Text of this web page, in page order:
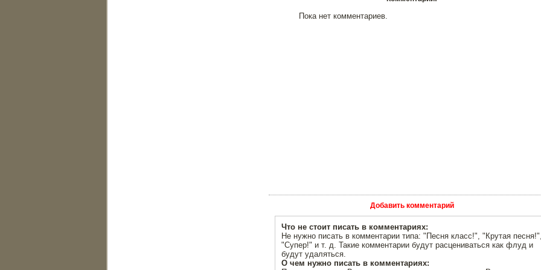
Пока нет комментариев.
Добавить комментарий
Что не стоит писать в комментариях:
Не нужно писать в комментарии типа: "Песня класс!", "Крутая
"Супер!" и т. д. Такие комментарии будут расцениваться как флуд и
будут удаляться.
О чем нужно писать в комментариях: